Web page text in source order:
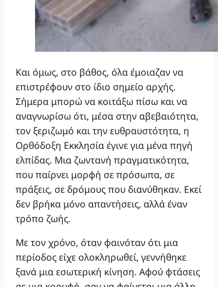
Και όμως, στο βάθος, όλα έμοιαζαν να
επιστρέφουν στο ίδιο σημείο αρχής.
Σήμερα μπορώ να κοιτάξω πίσω και να
αναγνωρίσω ότι, μέσα στην αβεβαιότητα,
τον ξεριζωμό και την ευθραυστότητα, η
Ορθόδοξη Εκκλησία έγινε για μένα πηγή
ελπίδας. Μια ζωντανή πραγματικότητα,
που παίρνει μορφή σε πρόσωπα, σε
πράξεις, σε δρόμους που διανύθηκαν. Εκεί
δεν βρήκα μόνο απαντήσεις, αλλά έναν
τρόπο ζωής.
Με τον χρόνο, όταν φαινόταν ότι μια
περίοδος είχε ολοκληρωθεί, γεννήθηκε
ξανά μια εσωτερική κίνηση. Αφού φτάσεις